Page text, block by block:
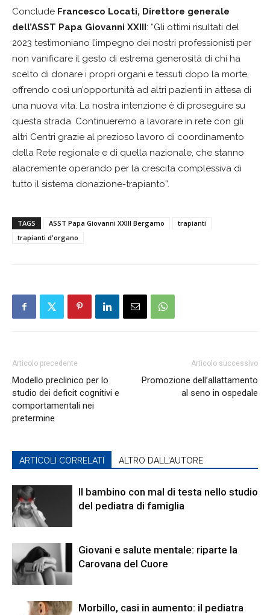
Conclude Francesco Locati, Direttore generale
dell’ASST Papa Giovanni XXIII: “Gli ottimi risultati del
2023 testimoniano l’impegno dei nostri professionisti per
non vanificare il gesto di estrema generosità di chi ha
scelto di donare i propri organi e tessuti dopo la morte,
offrendo così un’opportunità ad altri pazienti in attesa di
una nuova vita. La nostra intenzione è di proseguire su
questa strada. Continueremo a lavorare in rete con gli
altri Centri grazie al prezioso lavoro di coordinamento
della Rete regionale e di quella nazionale, che stanno
alacremente operando per la crescita complessiva di
tutto il sistema donazione-trapianto”.
TAGS ASST Papa Giovanni XXIII Bergamo
trapianti
trapianti d'organo
Articolo precedente
Modello preclinico per lo
studio dei deficit cognitivi e
comportamentali nei
pretermine
Articolo successivo
Promozione dell’allattamento
al seno in ospedale
ARTICOLI CORRELATI ALTRO DALL'AUTORE
Il bambino con mal di testa nello studio
del pediatra di famiglia
Giovani e salute mentale: riparte la
Carovana del Cuore
Morbillo, casi in aumento: il pediatra